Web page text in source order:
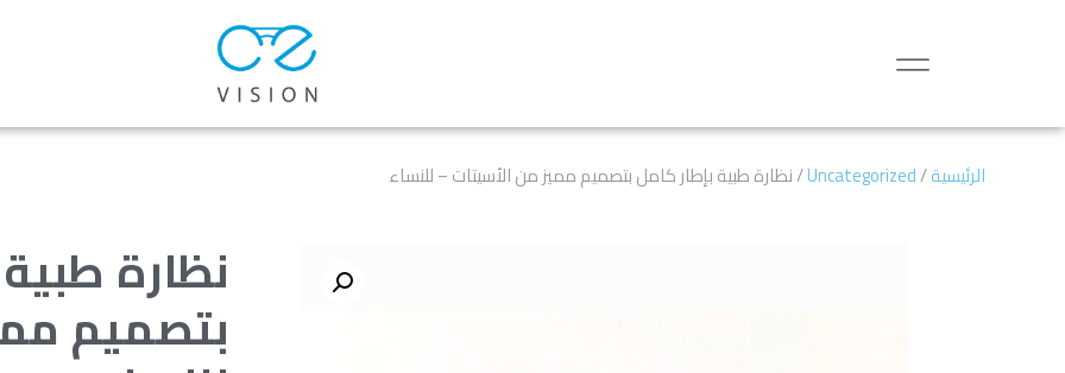
الرئيسية/
Uncategorized/ نظارة طبية بإطار كامل بتصميم مميز من الأسيتات – للنساء
نظارة
بتصميم